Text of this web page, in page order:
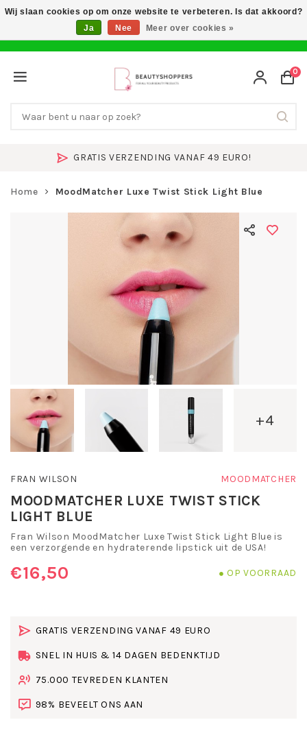
GRATIS VERZENDING VANAF 49 EURO!
0
Home MoodMatcher Luxe Twist Stick Light Blue
+4
FRAN WILSON MOODMATCHER
MOODMATCHER LUXE TWIST STICK
LIGHT BLUE
Fran Wilson MoodMatcher Luxe Twist Stick Light Blue is
een verzorgende en hydraterende lipstick uit de USA!
€16,50 OP VOORRAAD
GRATIS VERZENDING VANAF 49 EURO
SNEL IN HUIS & 14 DAGEN BEDENKTIJD
75.000 TEVREDEN KLANTEN
98% BEVEELT ONS AAN
Wij slaan cookies op om onze website te verbeteren. Is dat akkoord?
Ja
Nee Meer over cookies »